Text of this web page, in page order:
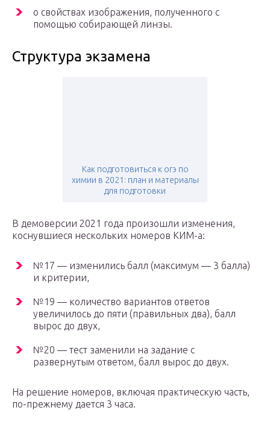
о свойствах изображения, полученного с
помощью собирающей линзы.
Структура экзамена
Как подготовиться к огэ по
химии в 2021: план и материалы
для подготовки
В демоверсии 2021 года произошли изменения,
коснувшиеся нескольких номеров КИМ-а:
№17 — изменились балл (максимум — 3 балла)
и критерии,
№19 — количество вариантов ответов
увеличилось до пяти (правильных два), балл
вырос до двух,
№20 — тест заменили на задание с
развернутым ответом, балл вырос до двух.
На решение номеров, включая практическую часть,
по-прежнему дается 3 часа.